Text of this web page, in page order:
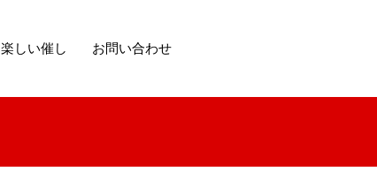
楽しい催し お問い合わせ